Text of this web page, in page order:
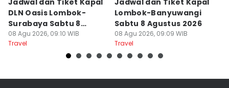
Jadwal dan Tiket Kapal
DLN Oasis Lombok-
Surabaya Sabtu 8
Agustus 2026
08 Agu 2026, 09:10 WIB
Travel
Jadwal dan Tiket Kapal
Lombok-Banyuwangi
Sabtu 8 Agustus 2026
08 Agu 2026, 09:09 WIB
Travel